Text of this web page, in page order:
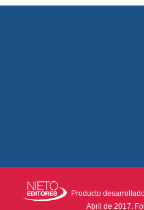
Producto
Abril de 2017.